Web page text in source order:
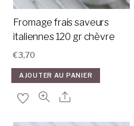
Fromage frais saveurs
italiennes 120 gr chèvre
€3,70
AJOUTER AU PANIER